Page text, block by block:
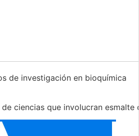
de investigación en bioquímica
ciencias que involucran esmalte